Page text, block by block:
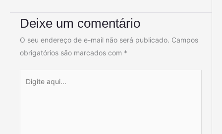
Deixe um comentário
O seu endereço de e-mail não será publicado. Campos
obrigatórios são marcados com *
aqui...